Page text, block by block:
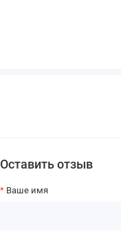
Оставить отзыв
Ваше имя